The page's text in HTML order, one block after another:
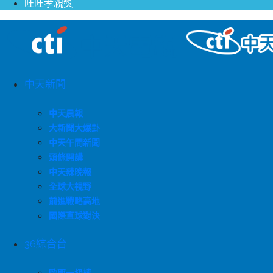
旺旺孝親獎
中天新聞
中天晨報
大新聞大爆卦
中天午間新聞
頭條開講
中天辣晚報
全球大視野
前進戰略高地
國際直球對決
36綜合台